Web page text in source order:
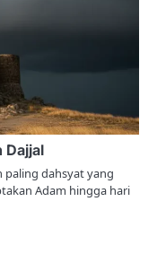
Dajjal
paling dahsyat yang
Adam hingga hari